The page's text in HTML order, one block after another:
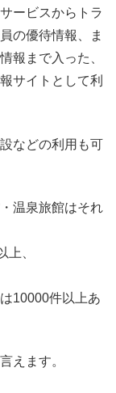
ービスからトラ
の優待情報、ま
報まで入った、
サイトとして利
などの利用も可
温泉旅館はそれ
上、
10000件以上あ
えます。